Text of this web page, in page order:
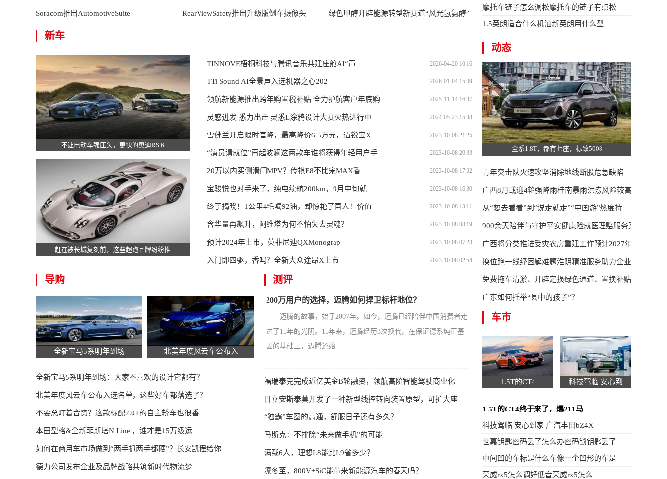
前沿丨20 身质保"
Soracom推出AutomotiveSuite RearViewSafety推出升级版倒车摄像头 绿色甲醇开辟能源转型新赛道“风光氢氨醇”
新车
不让电动车强压头，更快的奥迪RS 6
赶在被长城复刻前，这些超跑品牌纷纷推
TINNOVE梧桐科技与腾讯音乐共建座舱AI“声 2026-04-20 10:16
TTi Sound AI全景声入选机器之心202 2026-01-04 15:09
领航新能源推出跨年购置税补贴 全力护航客户年底购 2025-11-14 16:37
灵感迸发 悉力出击 灵悉L涂鸦设计大赛火热进行中 2024-05-23 15:38
雪佛兰开启限时官降，最高降价6.5万元，迈锐宝X 2023-10-08 21:25
“演员请就位”再起波澜这两款车谁将获得年轻用户手 2023-10-08 20:33
20万以内买侧滑门MPV？传祺E8不比宋MAX香 2023-10-08 17:02
宝骏悦也对手来了，纯电续航200km，9月中旬就 2023-10-08 16:30
终于揭晓！1公里4毛喝92油，却惊艳了国人！价值 2023-10-08 13:11
含华量再飙升，阿维塔为何不怕失去灵魂？ 2023-10-08 08:19
预计2024年上市，英菲尼迪QXMonograp 2023-10-08 07:23
入门即四驱，香吗？全新大众途昂X上市 2023-10-08 02:54
导购
全新宝马5系明年到场 北美年度风云车公布入
全新宝马5系明年到场：大家不喜欢的设计它都有？
北美年度风云车公布入选名单，这些好车都落选了？
不要总盯着合资？这款标配2.0T的自主轿车也很香
本田型格&全新菲斯塔N Line ，谁才是15万级运
如何在商用车市场做到“两手抓两手都硬”？长安凯程给你
德力公司发布企业及品牌战略共筑新时代物流梦
测评
200万用户的选择，迈腾如何捍卫标杆地位？
迈腾的故事，始于2007年。如今，迈腾已经陪伴中国消费者走
过了15年的光阴。15年来，迈腾经历3次换代，在保证德系纯正基
因的基础上，迈腾还始...
福瑞泰克完成近亿美金B轮融资，领航高阶智能驾驶商业化
日立安斯泰莫开发了一种新型线控转向装置原型，可扩大座
“独霸”车圈的高通，舒服日子还有多久？
马斯克：不排除“未来做手机”的可能
满载6人，理想L8能比L9省多少？
凛冬至，800V+SiC能带来新能源汽车的春天吗？
摩托车链子怎么调松摩托车的链子有点松
1.5英朗适合什么机油新英朗用什么型
动态
全系1.8T，都有七座，标致5008
青年突击队火速攻坚消除地线断股危急缺陷
广西8月或迎4轮强降雨桂南暴雨洪涝风险较高
从“想去看看”到“说走就走”“中国游”热度持
900余天陪伴与守护平安健康险就医理赔服务案
广西将分类推进受灾农房重建工作预计2027年
换位跑一线纾困解难题淮阴精准服务助力企业项目
免费拖车清淤、开辟定损绿色通道、置换补贴加码
广东如何托举“县中的孩子”？
车市
1.5T的CT4 科技驾临 安心到
1.5T的CT4终于来了，爆211马
科技驾临 安心到家 广汽丰田bZ4X
世嘉钥匙密码丢了怎么办密码锁钥匙丢了
中间凹的车标是什么车像一个凹形的车是
荣威rx5怎么调好低音荣威rx5怎么